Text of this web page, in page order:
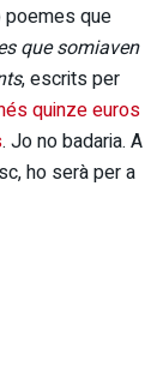
poemes que
que somiaven
, escrits per
quinze euros
. Jo no badaria. A
ho serà per a